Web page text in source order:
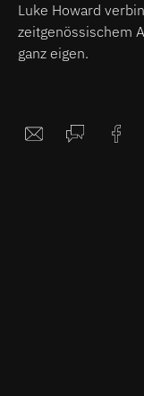
Luke Howard
zeitgenössischem
ganz eigen.